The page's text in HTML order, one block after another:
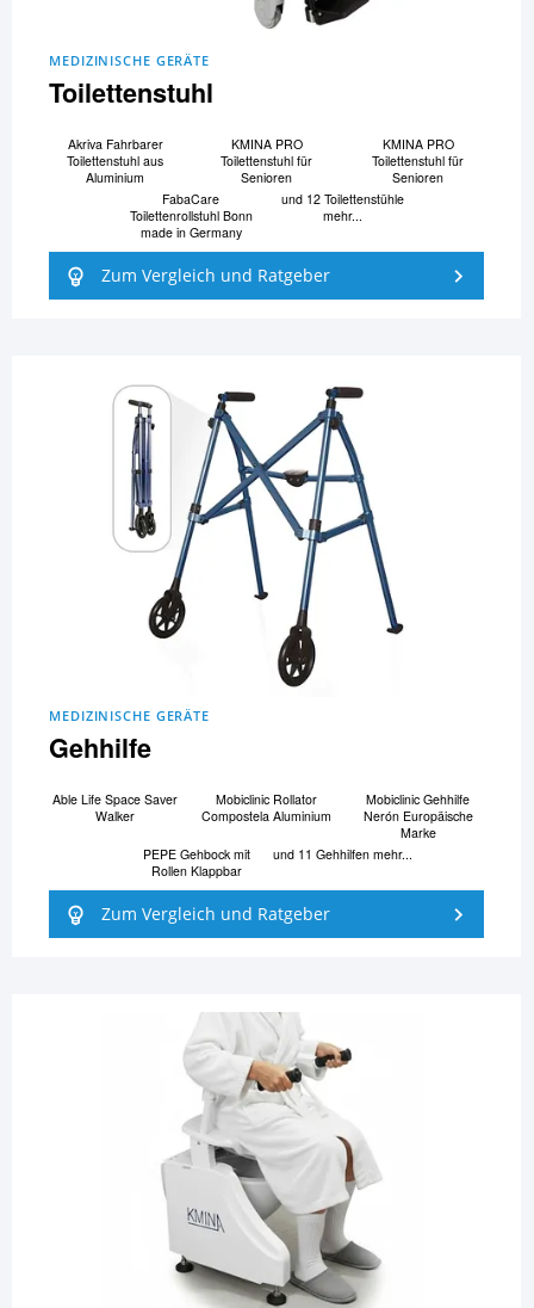
MEDIZINISCHE GERÄTE
Toilettenstuhl
Akriva Fahrbarer
Toilettenstuhl aus
Aluminium
KMINA PRO
Toilettenstuhl für
Senioren
KMINA PRO
Toilettenstuhl für
Senioren
FabaCare
Toilettenrollstuhl Bonn
made in Germany
und 12 Toilettenstühle
mehr...
Zum Vergleich und Ratgeber
MEDIZINISCHE GERÄTE
Gehhilfe
Able Life Space Saver
Walker
Mobiclinic Rollator
Compostela Aluminium
Mobiclinic Gehhilfe
Nerón Europäische
Marke
PEPE Gehbock mit
Rollen Klappbar
und 11 Gehhilfen mehr...
Zum Vergleich und Ratgeber